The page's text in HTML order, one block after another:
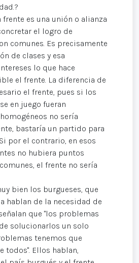
frente es una unión o alianza
el logro de
comunes. Es precisamente
de clases y esa
lo que hace
el frente. La diferencia de
el frente, pues si los
en juego fueran
no sería
bastaría un partido para
por el contrario, en esos
no hubiera puntos
el frente no sería
bien los burgueses, que
hablan de la necesidad de
que "los problemas
solucionarlos un solo
tenemos que
todos". Ellos hablan,